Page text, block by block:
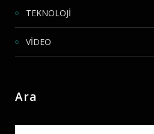
TEKNOLOJİ
VİDEO
Ara